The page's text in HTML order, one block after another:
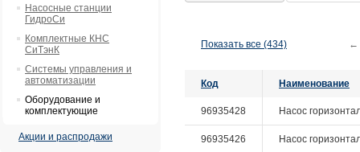
Насосные станции
ГидроСи
Комплектные КНС
СиТэнК
Системы управления и
автоматизации
Оборудование и
комплектующие
Акции и распродажи
Показать все (434) ←
Код Наименование
96935428 Насос
96935426 Насос